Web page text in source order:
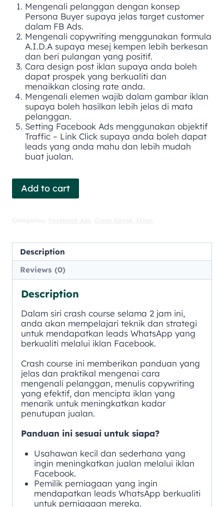
Mengenali pelanggan dengan konsep
Persona Buyer supaya jelas target customer
dalam FB Ads.
Mengenali copywriting menggunakan formula
A.I.D.A supaya mesej kempen lebih berkesan
dan beri pulangan yang positif.
Cara design post iklan supaya anda boleh
dapat prospek yang berkualiti dan
menaikkan closing rate anda.
Mengenali elemen wajib dalam gambar iklan
supaya boleh hasilkan lebih jelas di mata
pelanggan.
Setting Facebook Ads menggunakan objektif
Traffic – Link Click supaya anda boleh dapat
leads yang anda mahu dan lebih mudah
buat jualan.
Add to cart
Description
Reviews (0)
Description
Dalam siri crash course selama 2 jam ini,
anda akan mempelajari teknik dan strategi
untuk mendapatkan leads WhatsApp yang
berkualiti melalui iklan Facebook.
Crash course ini memberikan panduan yang
jelas dan praktikal mengenai cara
mengenali pelanggan, menulis copywriting
yang efektif, dan mencipta iklan yang
menarik untuk meningkatkan kadar
penutupan jualan.
Panduan ini sesuai untuk siapa?
Usahawan kecil dan sederhana yang
ingin meningkatkan jualan melalui iklan
Facebook.
Pemilik perniagaan yang ingin
mendapatkan leads WhatsApp berkualiti
untuk perniagaan mereka.